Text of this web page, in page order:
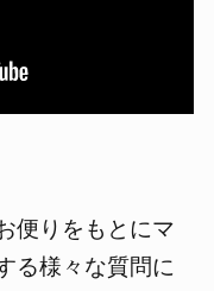
便りをもとにマ
る様々な質問に